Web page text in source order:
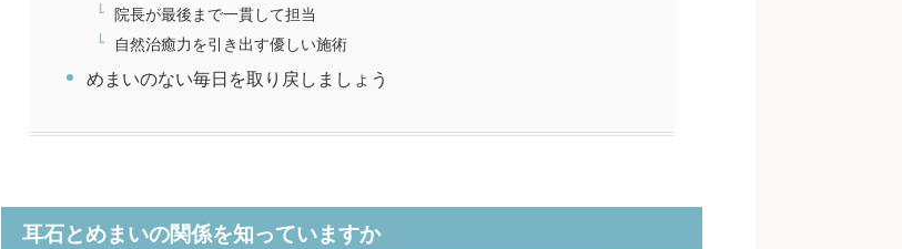
院長が最後まで一貫して担当
自然治癒力を引き出す優しい施術
めまいのない毎日を取り戻しましょう
耳石とめまいの関係を知っていますか